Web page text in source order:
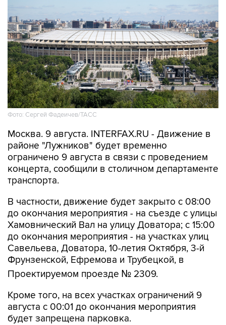
Фото: Сергей Фадеичев/ТАСС
Москва. 9 августа. INTERFAX.RU - Движение в
районе "Лужников" будет временно
ограничено 9 августа в связи с проведением
концерта, сообщили в столичном департаменте
транспорта.
В частности, движение будет закрыто с 08:00
до окончания мероприятия - на съезде с улицы
Хамовнический Вал на улицу Доватора; с 15:00
до окончания мероприятия - на участках улиц
Савельева, Доватора, 10-летия Октября, 3-й
Фрунзенской, Ефремова и Трубецкой, в
Проектируемом проезде № 2309.
Кроме того, на всех участках ограничений 9
августа с 00:01 до окончания мероприятия
будет запрещена парковка.